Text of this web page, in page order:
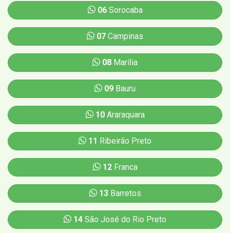
06Sorocaba
07 Campinas
08 Marília
09 Bauru
10Araraquara
11 Ribeirão Preto
12Franca
13Barretos
14 São José do Rio Preto